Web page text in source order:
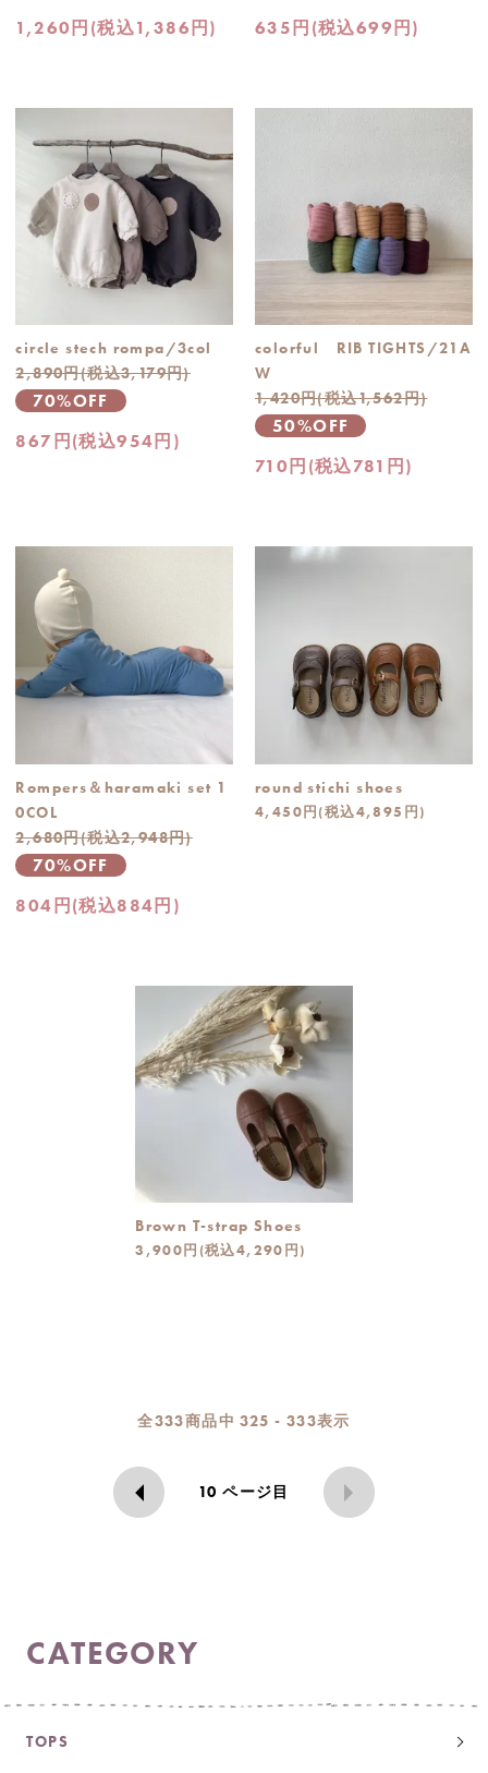
1,260円(税込1,386円)
635円(税込699円)
circle stech rompa/3col
2,890円(税込3,179円)
70%OFF
867円(税込954円)
colorful RIB TIGHTS/21A
W
1,420円(税込1,562円)
50%OFF
710円(税込781円)
Rompers＆haramaki set 1
0COL
2,680円(税込2,948円)
70%OFF
804円(税込884円)
round stichi shoes
4,450円(税込4,895円)
Brown T-strap Shoes
3,900円(税込4,290円)
全333商品中325 - 333表示
10ページ目
CATEGORY
TOPS